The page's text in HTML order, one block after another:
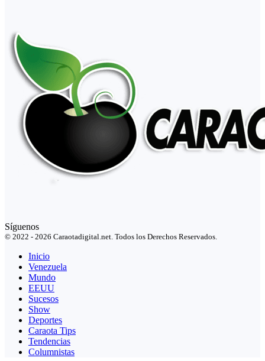
Síguenos
© 2022 - 2026 Caraotadigital.net. Todos los Derechos Reservados.
Inicio
Venezuela
Mundo
EEUU
Sucesos
Show
Deportes
Caraota Tips
Tendencias
Columnistas